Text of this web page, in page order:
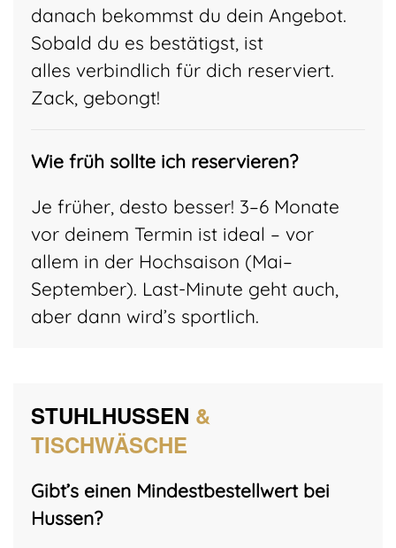
danach bekommst du dein Angebot.
Sobald du es bestätigst, ist
alles verbindlich für dich reserviert.
Zack, gebongt!
Wie früh sollte ich reservieren?
Je früher, desto besser! 3–6 Monate
vor deinem Termin ist ideal – vor
allem in der Hochsaison (Mai–
September). Last-Minute geht auch,
aber dann wird’s sportlich.
STUHLHUSSEN &
TISCHWÄSCHE
Gibt’s einen Mindestbestellwert bei
Hussen?